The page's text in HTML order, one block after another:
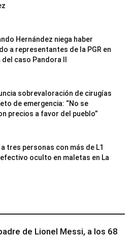
Hernández niega haber
a representantes de la PGR en
caso Pandora II
sobrevaloración de cirugías
de emergencia: “No se
precios a favor del pueblo”
tres personas con más de L1
oculto en maletas en La
de Lionel Messi, a los 68